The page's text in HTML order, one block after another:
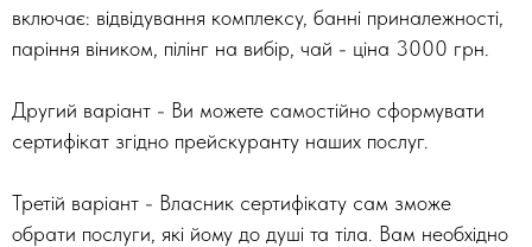
включає: відвідування комплексу, банні приналежності,
паріння віником, пілінг на вибір, чай - ціна 3000 грн.
Другий варіант - Ви можете самостійно сформувати
сертифікат згідно прейскуранту наших послуг.
Третій варіант - Власник сертифікату сам зможе
обрати послуги, які йому до душі та тіла. Вам необхідно